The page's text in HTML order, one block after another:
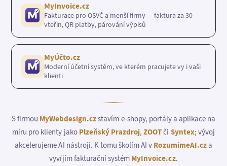
MyInvoice.cz
Fakturace pro OSVČ a menší firmy — faktura za 30
vteřin, QR platby, párování výpisů
MyÚčto.cz
Moderní účetní systém, ve kterém pracujete vy i vaši
klienti
S firmou MyWebdesign.czstavím e-shopy, portály a aplikace na
míru pro klienty jako Plzeňský Prazdroj,ZOOTči Syntex; vývoj
akcelerujeme AI nástroji. K tomu školím AI v RozumimeAI.cza
vyvíjím fakturační systém MyInvoice.cz.